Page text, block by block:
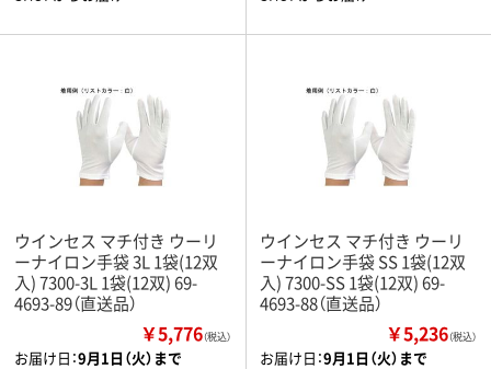
ウインセス マチ付き ウーリ
ーナイロン手袋 3L 1袋(12双
入) 7300-3L 1袋(12双) 69-
4693-89（直送品）
￥5,776（税込）
お届け日：9月1日（火）まで
ウインセス マチ付き ウーリ
ーナイロン手袋 SS 1袋(12双
入) 7300-SS 1袋(12双) 69-
4693-88（直送品）
￥5,236（税込）
お届け日：9月1日（火）まで